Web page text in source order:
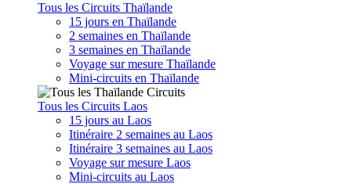
Tous les Circuits Thaïlande
15 jours en Thaïlande
2 semaines en Thaïlande
3 semaines en Thaïlande
Voyage sur mesure Thaïlande
Mini-circuits en Thaïlande
Tous les Circuits Laos
15 jours au Laos
Itinéraire 2 semaines au Laos
Itinéraire 3 semaines au Laos
Voyage sur mesure Laos
Mini-circuits au Laos